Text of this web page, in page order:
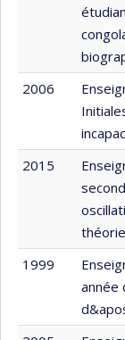
2006
2015
théorie
1999
année